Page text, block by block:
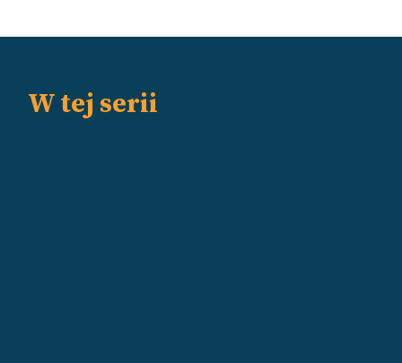
W tej serii